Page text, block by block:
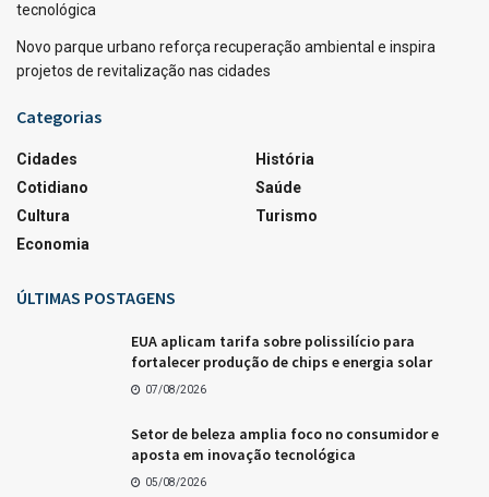
tecnológica
Novo parque urbano reforça recuperação ambiental e inspira
projetos de revitalização nas cidades
Categorias
Cidades
Cotidiano
Cultura
Economia
História
Saúde
Turismo
ÚLTIMAS POSTAGENS
EUA aplicam tarifa sobre polissilício para
fortalecer produção de chips e energia solar
07/08/2026
Setor de beleza amplia foco no consumidor e
aposta em inovação tecnológica
05/08/2026